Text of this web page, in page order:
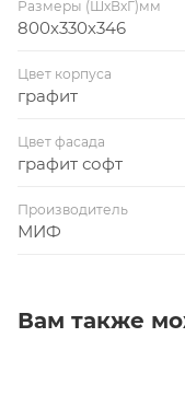
Размеры (ШхВхГ)мм
800х330х346
Цвет корпуса
графит
Цвет фасада
графит софт
Производитель
МИФ
Вам также